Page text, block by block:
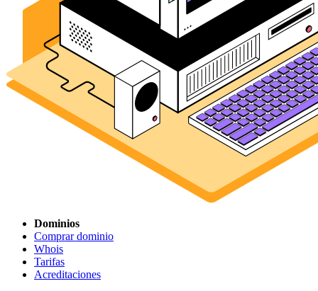
Dominios
Comprar dominio
Whois
Tarifas
Acreditaciones